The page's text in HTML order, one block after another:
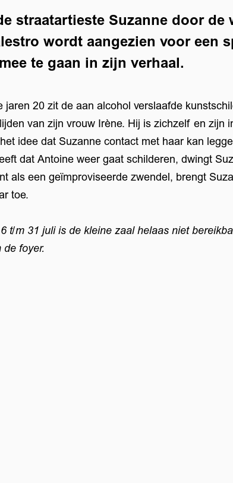
straatartieste Suzanne door de
wordt aangezien voor een
te gaan in zijn verhaal.
jaren 20 zit de aan alcohol verslaafde
van zijn vrouw Irène. Hij is zichzelf en zijn
idee dat Suzanne contact met haar kan
dat Antoine weer gaat schilderen, dwingt
als een geïmproviseerde zwendel, brengt
toe.
t/m 31 juli is de kleine zaal helaas niet
de foyer.